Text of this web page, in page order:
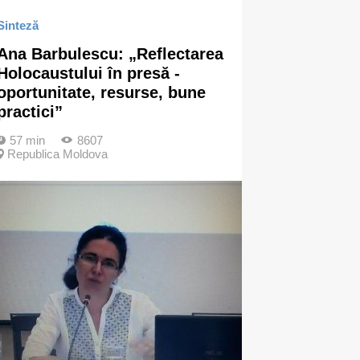
Barbulescu: „Reflectarea
în presă -
resurse, bune
57 min
8607
Republica Moldova